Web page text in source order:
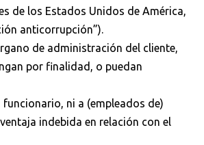
de los Estados Unidos de América,
anticorrupción”).
de administración del cliente,
por finalidad, o puedan
ni a (empleados de)
indebida en relación con el